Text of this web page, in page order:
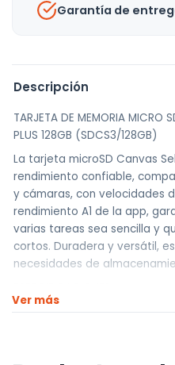
Garantía de
Descripción
TARJETA DE MEMORIA MICRO
PLUS 128GB (SDCS3/128GB)
La tarjeta microSD Canvas
rendimiento confiable,
y cámaras, con velocidades
rendimiento A1 de la app,
varias tareas sea sencilla y
cortos. Duradera y versátil,
necesidades de
– Descripción del producto:
Ver más